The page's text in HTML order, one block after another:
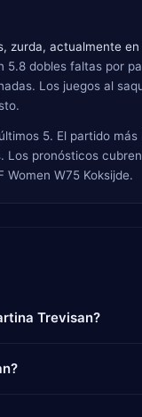
zurda, actualmente
5.8 dobles faltas por
Los juegos al
5. El partido
Los pronósticos
W75 Koksijde.
Trevisan?